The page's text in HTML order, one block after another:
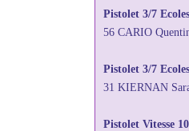
Pistolet 3/7
56 CARIO
Pistolet 3/7
31 KIERNAN
Pistolet Vitesse